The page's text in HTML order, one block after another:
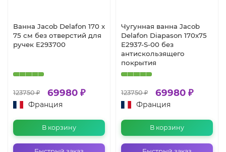
Ванна Jacob Delafon 170 х
75 см без отверстий для
ручек E293700
123750 ₽ 69980 ₽
Франция
В корзину
Чугунная ванна Jacob
Delafon Diapason 170x75
E2937-S-00 без
антискользящего
покрытия
123750 ₽ 69980 ₽
Франция
В корзину